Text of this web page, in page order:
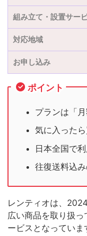
組み立て・設置サー
対応地域
お申し込み
ポイント
プランは「
気に入った
日本全国で
往復送料込
レンティオは、
広い商品を取り扱
ービスとなっていま